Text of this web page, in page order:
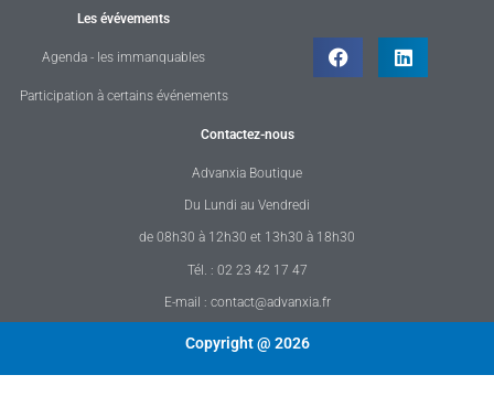
Les évévements
Agenda - les immanquables
Participation à certains événements
Contactez-nous
Advanxia Boutique
Du Lundi au Vendredi
de 08h30 à 12h30 et 13h30 à 18h30
Tél. : 02 23 42 17 47
E-mail : contact@advanxia.fr
Copyright @ 2026